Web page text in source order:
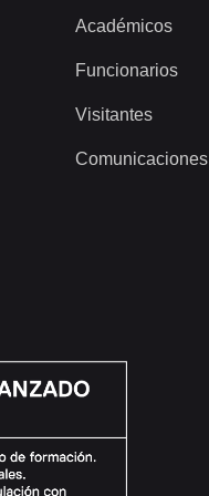
Académicos
Funcionarios
Visitantes
Comunicaciones